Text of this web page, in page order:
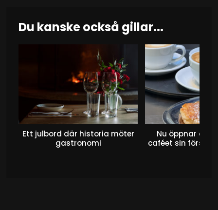
Du kanske också gillar...
Ett julbord där historia möter
gastronomi
Nu öppnar det
caféet sin första